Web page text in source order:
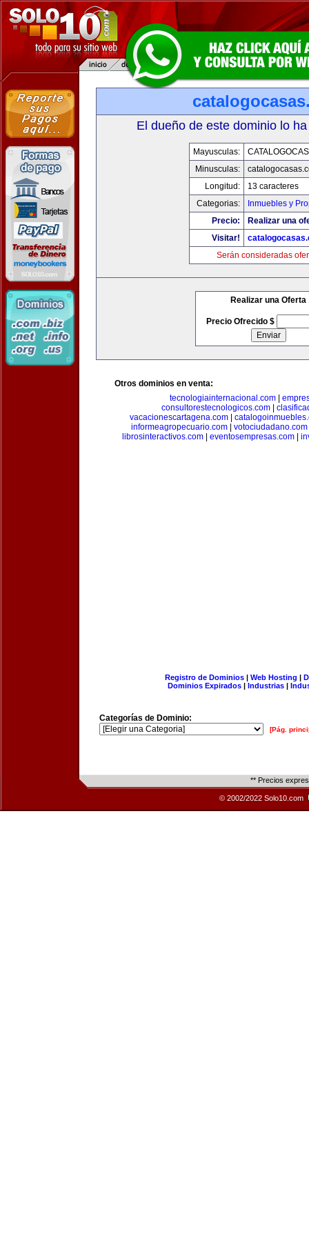
El dueño de este dominio lo
Mayusculas:
Minusculas:
Longitud:
13 caracteres
Categorias:
Inmuebles y
Precio:
Realizar una
Visitar!
Serán consideradas
Realizar una Oferta
Precio Ofrecido $
Otros dominios en venta:
tecnologiainternacional.com|
consultorestecnologicos.com
vacacionescartagena.com
informeagropecuario.com| votociudadano.com
librosinteractivos.com| eventosempresas.com|
Registro de Dominios| Web Hosting |
Dominios Expirados | Industrias |
Categorías de Dominio:
[Pág.
** Precios
© 2002/2022 Solo10.com